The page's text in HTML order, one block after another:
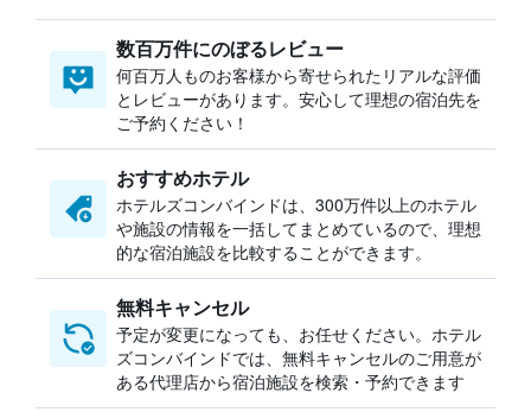
数百万件にのぼるレビュー
何百万人ものお客様から寄せられたリアルな評価
とレビューがあります。安心して理想の宿泊先を
ご予約ください！
おすすめホテル
ホテルズコンバインドは、300万件以上のホテル
や施設の情報を一括してまとめているので、理想
的な宿泊施設を比較することができます。
無料キャンセル
予定が変更になっても、お任せください。ホテル
ズコンバインドでは、無料キャンセルのご用意が
ある代理店から宿泊施設を検索・予約できます